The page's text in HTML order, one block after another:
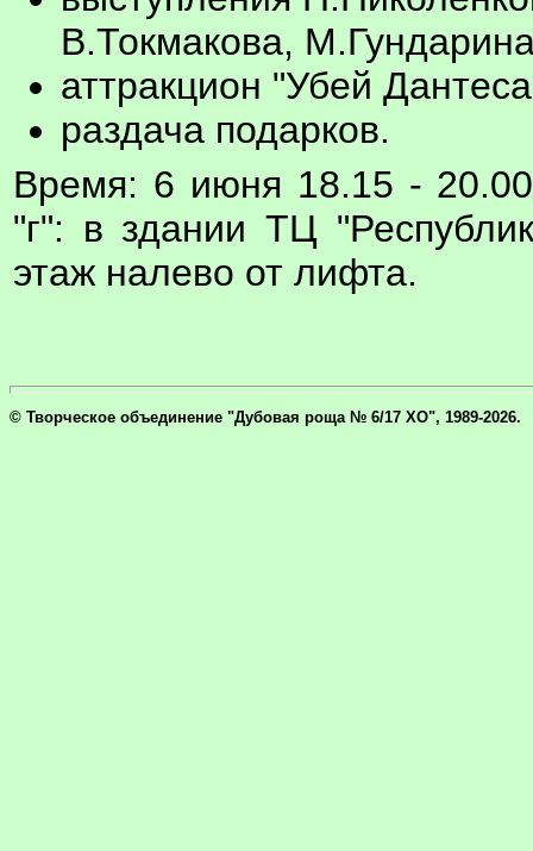
В.Токмакова,
аттракцион "Убей
раздача подарков.
Время: 6 июня 18.15 -
"г": в здании ТЦ
этаж налево от лифта.
© Творческое объединение "Дубовая роща № 6/17 ХО", 1989-2026.